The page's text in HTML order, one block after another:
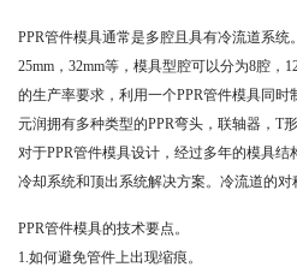
PPR管件模具通常是多腔且具有冷流道系统
25mm，32mm等，模具型腔可以分为8腔，
的生产率要求，利用一个PPR管件模具同时
元润拥有多种类型的PPR弯头，联轴器，T
对于PPR管件模具设计，经过多年的模具结
冷却系统和顶出系统解决方案。冷流道的对
PPR管件模具的技术要点。
1.如何避免管件上出现缩痕。